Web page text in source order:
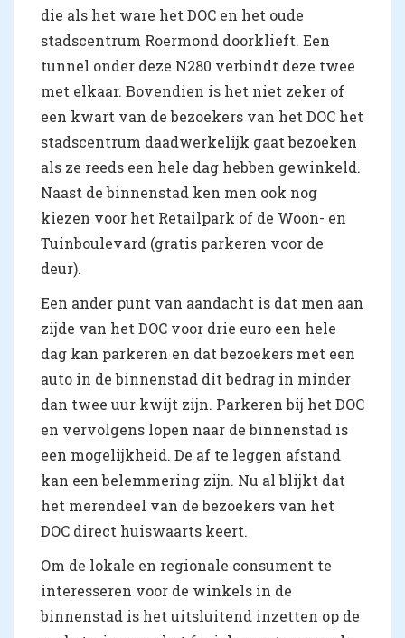
die als het ware het DOC en het oude
stadscentrum Roermond doorklieft. Een
tunnel onder deze N280 verbindt deze twee
met elkaar. Bovendien is het niet zeker of
een kwart van de bezoekers van het DOC het
stadscentrum daadwerkelijk gaat bezoeken
als ze reeds een hele dag hebben gewinkeld.
Naast de binnenstad ken men ook nog
kiezen voor het Retailpark of de Woon- en
Tuinboulevard (gratis parkeren voor de
deur).
Een ander punt van aandacht is dat men aan
zijde van het DOC voor drie euro een hele
dag kan parkeren en dat bezoekers met een
auto in de binnenstad dit bedrag in minder
dan twee uur kwijt zijn. Parkeren bij het DOC
en vervolgens lopen naar de binnenstad is
een mogelijkheid. De af te leggen afstand
kan een belemmering zijn. Nu al blijkt dat
het merendeel van de bezoekers van het
DOC direct huiswaarts keert.
Om de lokale en regionale consument te
interesseren voor de winkels in de
binnenstad is het uitsluitend inzetten op de